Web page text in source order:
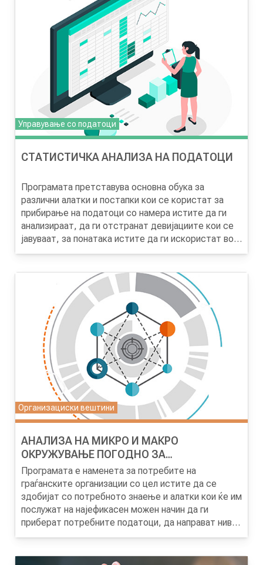
управување со квалитет.
управување со ризици. Утврдување на мерки за
ублажување на ризиците, преглед, имплементација
и евалуација на плановите за управување со
Управување со податоци
СТАТИСТИЧКА АНАЛИЗА НА ПОДАТОЦИ
Програмата претставува основна обука за
различни алатки и постапки кои се користат за
прибирање на податоци со намера истите да ги
анализираат, да ги отстранат девијациите кои се
јавуваат, за понатака истите да ги искористат во
анализата и да дојдат до заклучок за промените
Организациите, резултатите од анализите ги
користат за постигнување на позитивни промени
во општеството во кое тие функционираат. Целта
на обуката е да ги објасни предностите од
примената на статистичката анализа преку
различни видови на програми и како истите можат
да бидат искористени за да се анализира
одредена појава која е во домен на нивната област
на работа и функционирање.
Организациски вештини
AНАЛИЗА НА МИКРО И МАКРО
ОКРУЖУВАЊЕ ПОГОДНО ЗА
ГРАЃАНСКИОТ СЕКТОР
Програмата е наменета за потребите на
граѓанските организации со цел истите да се
здобијат со потребното знаење и алатки кои ќе им
послужат на најефикасен можен начин да ги
приберат потребните податоци, да направат нивна
селекција и врз основа на нив и соодветна анализа
земјата во која што истите функционираат.